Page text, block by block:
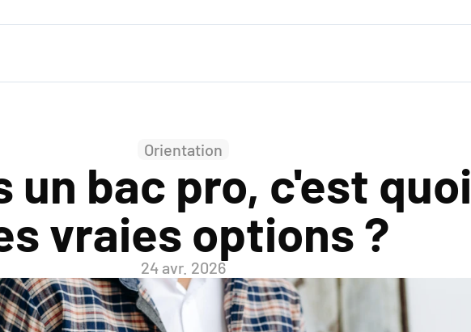
Orientation
un bac pro, c'est quoi
vraies options ?
24 avr. 2026